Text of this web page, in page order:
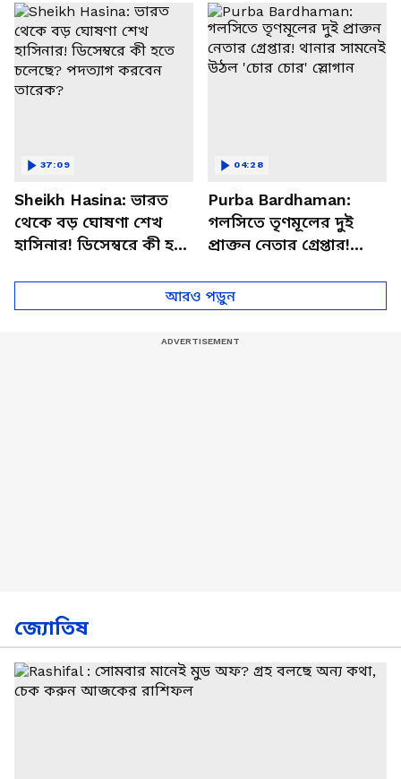
Bangladesh News
Banerjee News
Sheikh Hasina: ভারত
থেকে বড় ঘোষণা শেখ
হাসিনার! ডিসেম্বরে কী হতে
37:09
Purba Bardhaman:
গলসিতে তৃণমূলের দুই
প্রাক্তন নেতার গ্রেপ্তার!
চোর' স্লোগান
04:28
আরও পড়ুন
জ্যোতিষ